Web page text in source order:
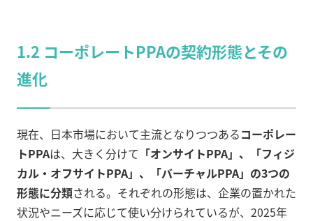
1.2 コーポレートPPAの契約形態とその
進化
現在、日本市場において主流となりつつあるコーポレー
トPPAは、大きく分けて 「オンサイトPPA」、「フィジ
カル・オフサイトPPA」、「バーチャルPPA」の3つの
形態に分類される。それぞれの形態は、企業の置かれた
状況やニーズに応じて使い分けられているが、2025年